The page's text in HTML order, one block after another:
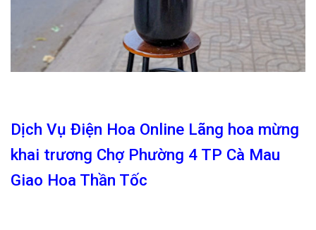
Dịch Vụ Điện Hoa Online Lãng hoa mừng
khai trương Chợ Phường 4 TP Cà Mau
Giao Hoa Thần Tốc